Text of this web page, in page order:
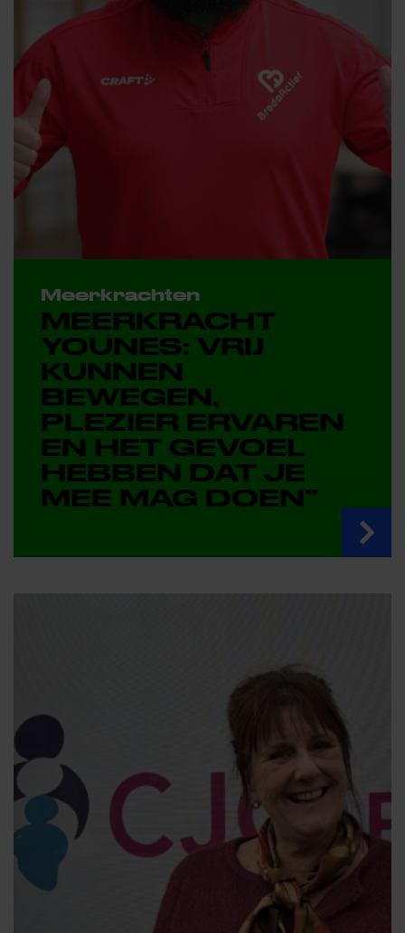
Meerkrachten
MEERKRACHT
YOUNES: VRIJ
KUNNEN
BEWEGEN,
PLEZIER ERVAREN
EN HET GEVOEL
HEBBEN DAT JE
MEE MAG DOEN”